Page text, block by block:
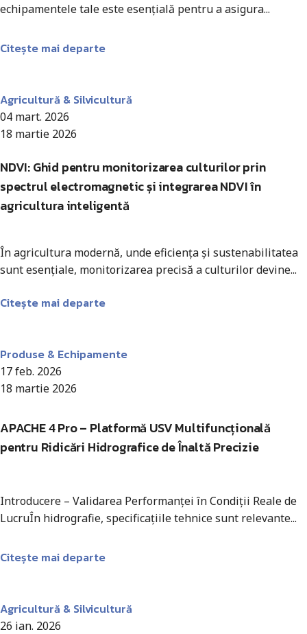
echipamentele tale este esențială pentru a asigura...
Citește mai departe
Agricultură & Silvicultură
04 mart. 2026
18 martie 2026
NDVI: Ghid pentru monitorizarea culturilor prin
spectrul electromagnetic și integrarea NDVI în
agricultura inteligentă
În agricultura modernă, unde eficiența și sustenabilitatea
sunt esențiale, monitorizarea precisă a culturilor devine...
Citește mai departe
Produse & Echipamente
17 feb. 2026
18 martie 2026
APACHE 4 Pro – Platformă USV Multifuncțională
pentru Ridicări Hidrografice de Înaltă Precizie
Introducere – Validarea Performanței în Condiții Reale de
LucruÎn hidrografie, specificațiile tehnice sunt relevante...
Citește mai departe
Agricultură & Silvicultură
26 ian. 2026